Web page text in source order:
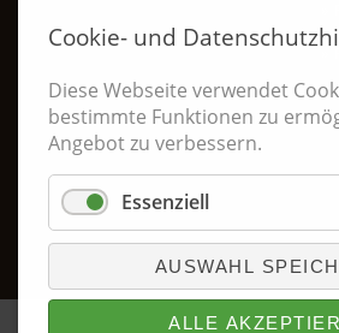
Navigation
überspringen
Cookie- und
Diese Webseite verwendet
bestimmte Funktionen zu
Angebot zu verbessern.
Essenziell
AUSWAHL
ALLE